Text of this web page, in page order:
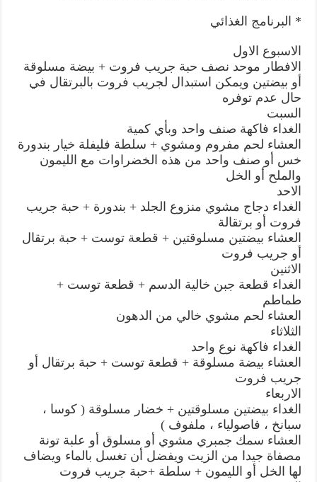
* البرنامج الغذائي
الاسبوع الاول
الافطار موحد نصف حبة جريب فروت + بيضة مسلوقة
أو بيضتين ويمكن استبدال لجريب فروت بالبرتقال في
حال عدم توفره
السبت
الغداء فاكهة صنف واحد وبأي كمية
العشاء لحم مفروم ومشوي + سلطة فليفلة خيار بندورة
خس أو صنف واحد من هذه الخضراوات مع الليمون
والملح أو الخل
الاحد
الغداء دجاج مشوي منزوع الجلد + بندورة + حبة جريب
فروت أو برتقالة
العشاء بيضتين مسلوقتين + قطعة توست + حبة برتقال
أو جريب فروت
الاثنين
الغداء قطعة جبن خالية الدسم + قطعة توست +
طماطم
العشاء لحم مشوي خالي من الدهون
الثلاثاء
الغداء فاكهة نوع واحد
العشاء بيضة مسلوقة + قطعة توست + حبة برتقال أو
جريب فروت
الاربعاء
الغداء بيضتين مسلوقتين + خضار مسلوقة ( كوسا ،
سبانخ ، فاصولياء ، ملفوف )
العشاء سمك جمبري مشوي أو مسلوق أو علبة تونة
مصفاة جيدا من الزيت ويفضل أن تغسل بالماء ويضاف
لها الخل أو الليمون + سلطة +حبة جريب فروت